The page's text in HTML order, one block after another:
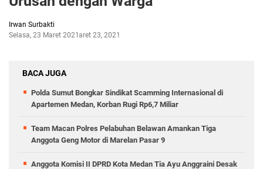
Irwan Surbakti
Selasa, 23 Maret 2021Maret 23, 2021
BACA JUGA
Polda Sumut Bongkar Sindikat Scamming Internasional di
Apartemen Medan, Korban Rugi Rp6,7 Miliar
Team Macan Polres Pelabuhan Belawan Amankan Tiga
Anggota Geng Motor di Marelan Pasar 9
Anggota Komisi II DPRD Kota Medan Tia Ayu Anggraini Desak